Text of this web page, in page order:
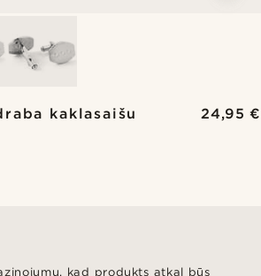
kaklasaišu
24,95 €
kad produkts atkal būs